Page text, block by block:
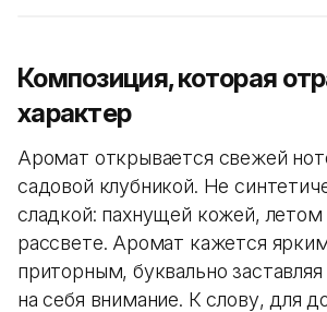
Композиция, которая
характер
Аромат открывается свежей
садовой клубникой. Не
сладкой: пахнущей кожей, летом
рассвете. Аромат кажется
приторным, буквально
на себя внимание. К слову, для